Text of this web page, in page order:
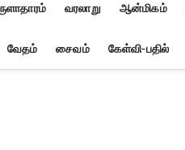
வரலாறு ஆன்மிகம்
வேதம் சைவம் கேள்வி-பதில்